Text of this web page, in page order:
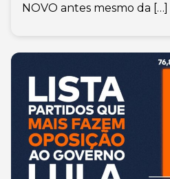
NOVO antes mesmo da […]